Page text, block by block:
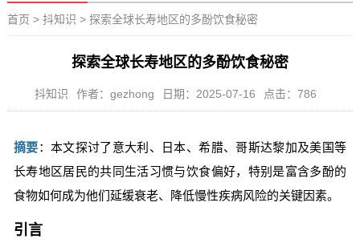
首页 > 抖知识 > 探索全球长寿地区的多酚饮食秘密
探索全球长寿地区的多酚饮食秘密
抖知识 作者：gezhong 日期：2025-07-16 点击：786
摘要：本文探讨了意大利、日本、希腊、哥斯达黎加及美国等
长寿地区居民的共同生活习惯与饮食偏好，特别是富含多酚的
食物如何成为他们延缓衰老、降低慢性疾病风险的关键因素。
引言